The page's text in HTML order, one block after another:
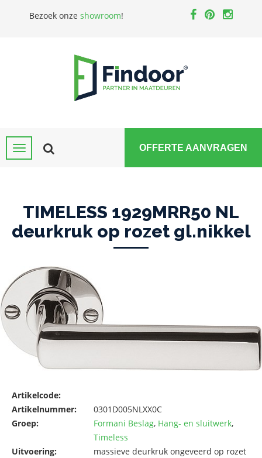
Bezoek onze showroom!
OFFERTE AANVRAGEN
TIMELESS 1929MRR50 NL
deurkruk op rozet gl.nikkel
Artikelcode:
Artikelnummer:
0301D005NLXX0C
Groep:
Formani Beslag, Hang- en sluitwerk,
Timeless
Uitvoering:
massieve deurkruk ongeveerd op rozet